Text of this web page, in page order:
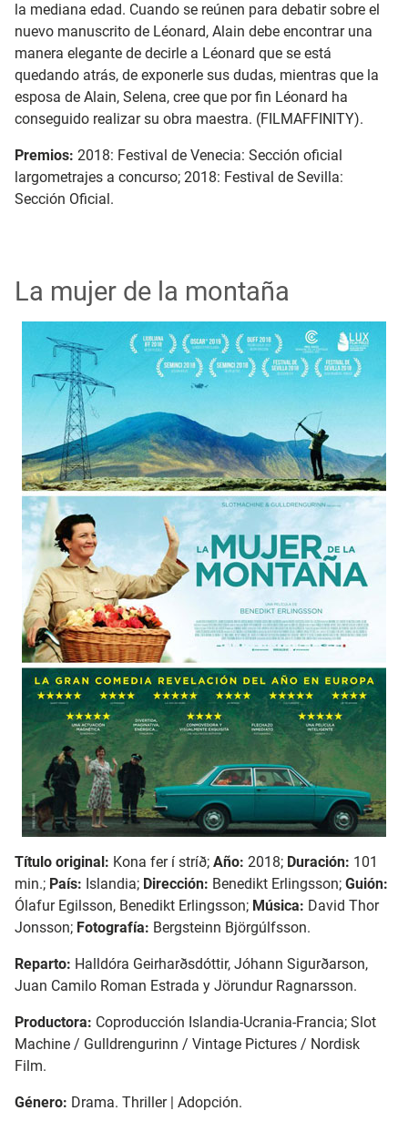
la mediana edad. Cuando se reúnen para debatir sobre el
nuevo manuscrito de Léonard, Alain debe encontrar una
manera elegante de decirle a Léonard que se está
quedando atrás, de exponerle sus dudas, mientras que la
esposa de Alain, Selena, cree que por fin Léonard ha
conseguido realizar su obra maestra. (FILMAFFINITY).
Premios: 2018: Festival de Venecia: Sección oficial
largometrajes a concurso; 2018: Festival de Sevilla:
Sección Oficial.
La mujer de la montaña
Título original: Kona fer í stríð; Año: 2018; Duración: 101
min.; País: Islandia; Dirección: Benedikt Erlingsson; Guión:
Ólafur Egilsson, Benedikt Erlingsson; Música: David Thor
Jonsson; Fotografía: Bergsteinn Björgúlfsson.
Reparto: Halldóra Geirharðsdóttir, Jóhann Sigurðarson,
Juan Camilo Roman Estrada y Jörundur Ragnarsson.
Productora: Coproducción Islandia-Ucrania-Francia; Slot
Machine / Gulldrengurinn / Vintage Pictures / Nordisk
Film.
Género: Drama. Thriller | Adopción.